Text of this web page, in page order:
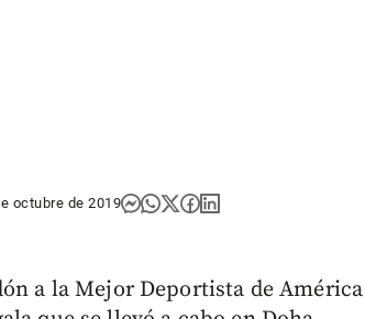
octubre de 2019
a la Mejor Deportista de América